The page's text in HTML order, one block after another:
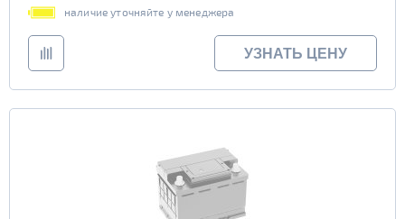
наличие уточняйте у менеджера
УЗНАТЬ ЦЕНУ